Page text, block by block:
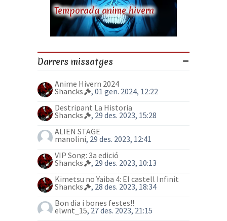
Temporada anime hivern
Darrers missatges
Anime Hivern 2024
Shancks
, 01 gen. 2024, 12:22
Destripant La Historia
Shancks
, 29 des. 2023, 15:28
ALIEN STAGE
manolini, 29 des. 2023, 12:41
VIP Song: 3a edició
Shancks
, 29 des. 2023, 10:13
Kimetsu no Yaiba 4: El castell Infinit
Shancks
, 28 des. 2023, 18:34
Bon dia i bones festes!!
elwnt_15, 27 des. 2023, 21:15